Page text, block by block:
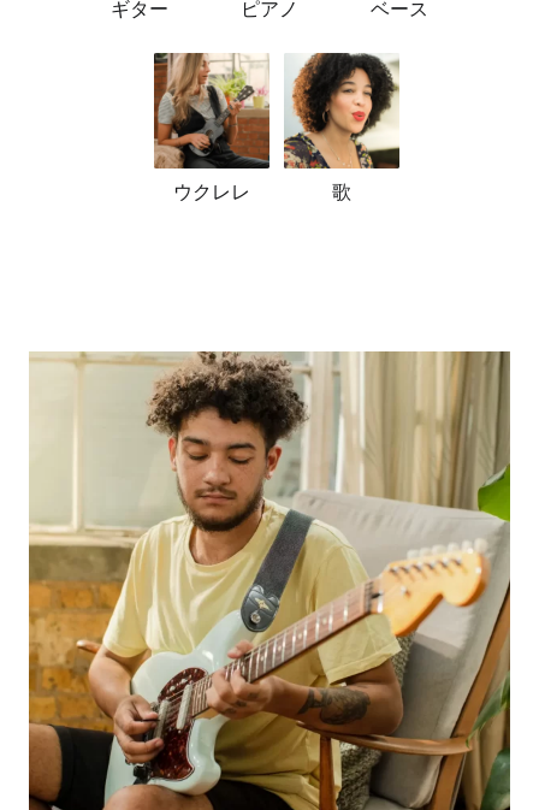
ギター ピアノ ベース
ウクレレ 歌